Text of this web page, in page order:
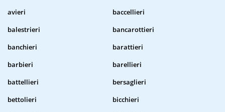
avieri
baccellieri
balestrieri
bancarottieri
banchieri
barattieri
barbieri
barellieri
battellieri
bersaglieri
bettolieri
bicchieri